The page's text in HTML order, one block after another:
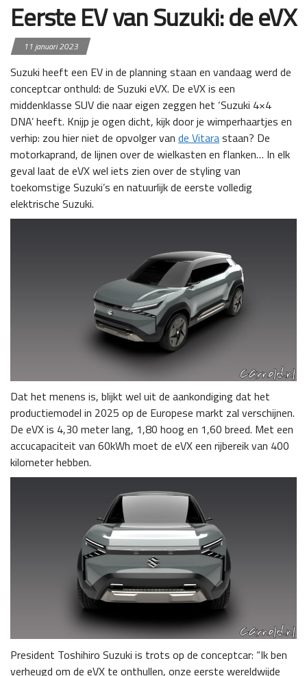
Eerste EV van Suzuki: de eVX
11 januari 2023
Suzuki heeft een EV in de planning staan en vandaag werd de
conceptcar onthuld: de Suzuki eVX. De eVX is een
middenklasse SUV die naar eigen zeggen het ‘Suzuki 4×4
DNA’ heeft. Knijp je ogen dicht, kijk door je wimperhaartjes en
verhip: zou hier niet de opvolger van de Vitarastaan? De
motorkaprand, de lijnen over de wielkasten en flanken… In elk
geval laat de eVX wel iets zien over de styling van
toekomstige Suzuki’s en natuurlijk de eerste volledig
elektrische Suzuki.
Dat het menens is, blijkt wel uit de aankondiging dat het
productiemodel in 2025 op de Europese markt zal verschijnen.
De eVX is 4,30 meter lang, 1,80 hoog en 1,60 breed. Met een
accucapaciteit van 60kWh moet de eVX een rijbereik van 400
kilometer hebben.
President Toshihiro Suzuki is trots op de conceptcar: “Ik ben
verheugd om de eVX te onthullen, onze eerste wereldwijde